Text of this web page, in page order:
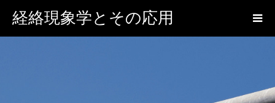
経絡現象学とその応用